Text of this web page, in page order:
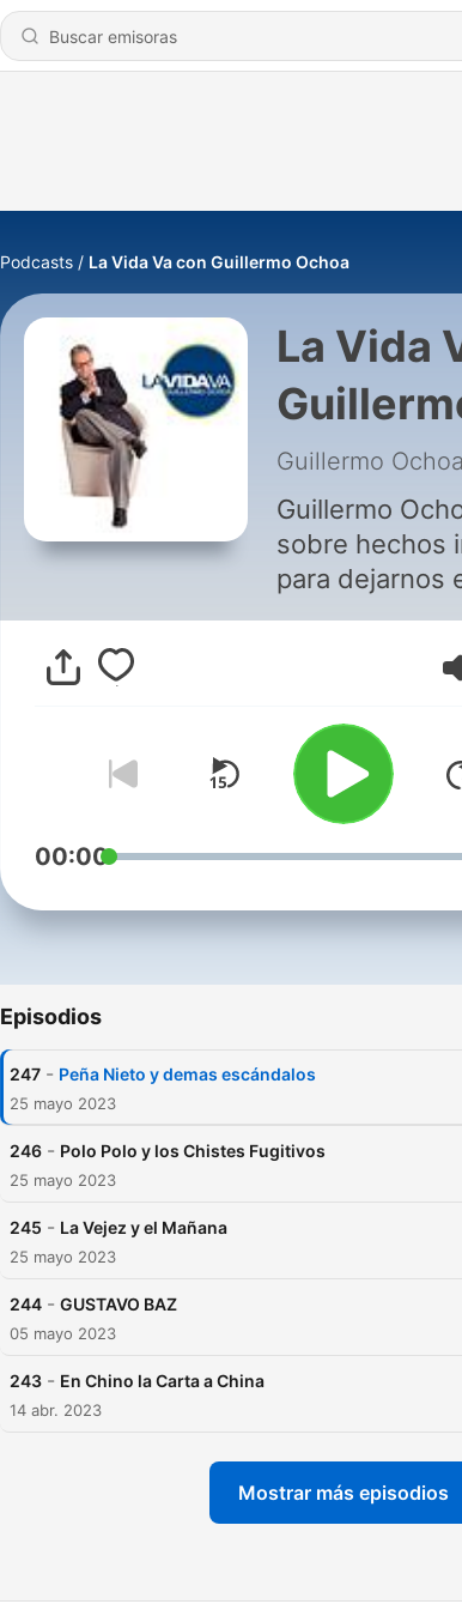
Podcasts La Vida Va con Guillermo Ochoa
La Vida
Guillermo Ochoa
Guillermo
sobre hechos
para dejarnos
su reflexión
que va. Si le
00:00
Episodios
247 - Peña Nieto y demas escándalos
25 mayo 2023
246 - Polo Polo y los Chistes Fugitivos
25 mayo 2023
245 - La Vejez y el Mañana
25 mayo 2023
244 - GUSTAVO BAZ
05 mayo 2023
243 - En Chino la Carta a China
14 abr. 2023
Mostrar más episodios